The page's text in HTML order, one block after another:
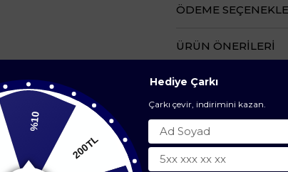
ÖDEME
ÜRÜN ÖNERILERI
BENZER ÜRÜNLER
%10 200TL
Hediye Çarkı
Çarkı çevir, indirimini kazan.